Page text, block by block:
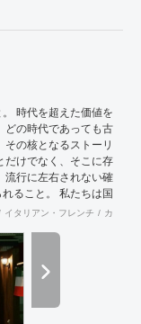
時代を超えた価値を
どの時代であっても古
その核となるストーリ
だけでなく、そこに存
流行に左右されない確
ること。 私たちは国
軟に設計デザインする
イタリアン・フレンチ カフェ